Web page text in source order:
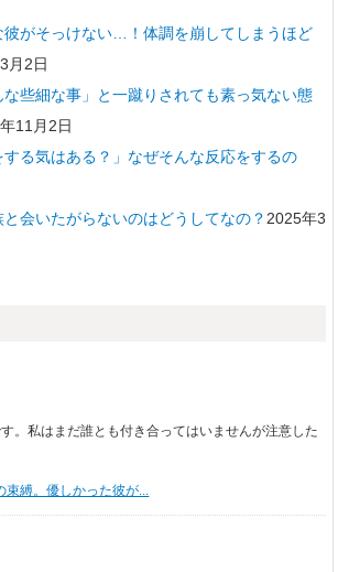
彼がそっけない…！体調を崩してしまうほど
月2日
些細な事」と一蹴りされても素っ気ない態
11月2日
る気はある？」なぜそんな反応をするの
会いたがらないのはどうしてなの？ 2025年3
。私はまだ誰とも付き合ってはいませんが注意した
束縛。優しかった彼が...